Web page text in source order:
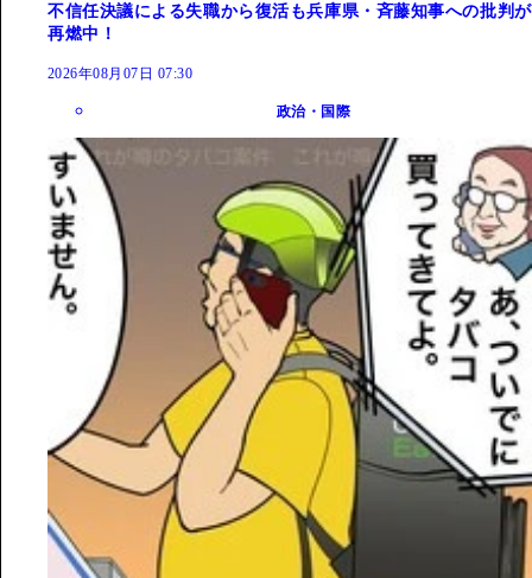
不信任決議による失職から復活も兵庫県・斉藤知事への批判が
再燃中！
2026年08月07日 07:30
政治・国際